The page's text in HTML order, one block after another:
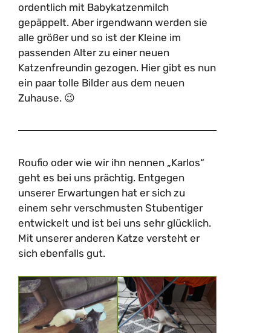
ordentlich mit Babykatzenmilch
gepäppelt. Aber irgendwann werden sie
alle größer und so ist der Kleine im
passenden Alter zu einer neuen
Katzenfreundin gezogen. Hier gibt es nun
ein paar tolle Bilder aus dem neuen
Zuhause. 😉
Roufio oder wie wir ihn nennen „Karlos“
geht es bei uns prächtig. Entgegen
unserer Erwartungen hat er sich zu
einem sehr verschmusten Stubentiger
entwickelt und ist bei uns sehr glücklich.
Mit unserer anderen Katze versteht er
sich ebenfalls gut.